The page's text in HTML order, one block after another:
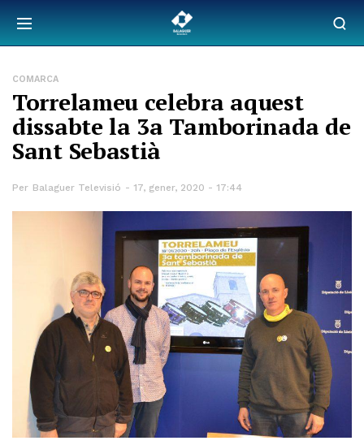
COMARCA
Torrelameu celebra aquest
dissabte la 3a Tamborinada de
Sant Sebastià
Per Balaguer Televisió 17, gener, 2020 - 17:44